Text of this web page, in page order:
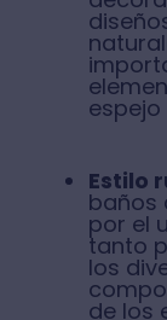
Estilo
baños
por el
tanto
los
de los